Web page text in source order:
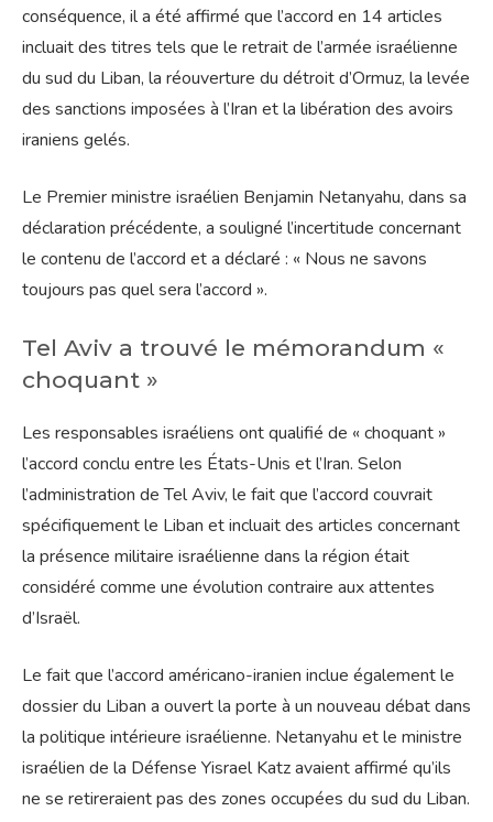
conséquence, il a été affirmé que l’accord en 14 articles
incluait des titres tels que le retrait de l’armée israélienne
du sud du Liban, la réouverture du détroit d’Ormuz, la levée
des sanctions imposées à l’Iran et la libération des avoirs
iraniens gelés.
Le Premier ministre israélien Benjamin Netanyahu, dans sa
déclaration précédente, a souligné l’incertitude concernant
le contenu de l’accord et a déclaré : « Nous ne savons
toujours pas quel sera l’accord ».
Tel Aviv a trouvé le mémorandum «
choquant »
Les responsables israéliens ont qualifié de « choquant »
l’accord conclu entre les États-Unis et l’Iran. Selon
l’administration de Tel Aviv, le fait que l’accord couvrait
spécifiquement le Liban et incluait des articles concernant
la présence militaire israélienne dans la région était
considéré comme une évolution contraire aux attentes
d’Israël.
Le fait que l’accord américano-iranien inclue également le
dossier du Liban a ouvert la porte à un nouveau débat dans
la politique intérieure israélienne. Netanyahu et le ministre
israélien de la Défense Yisrael Katz avaient affirmé qu’ils
ne se retireraient pas des zones occupées du sud du Liban.